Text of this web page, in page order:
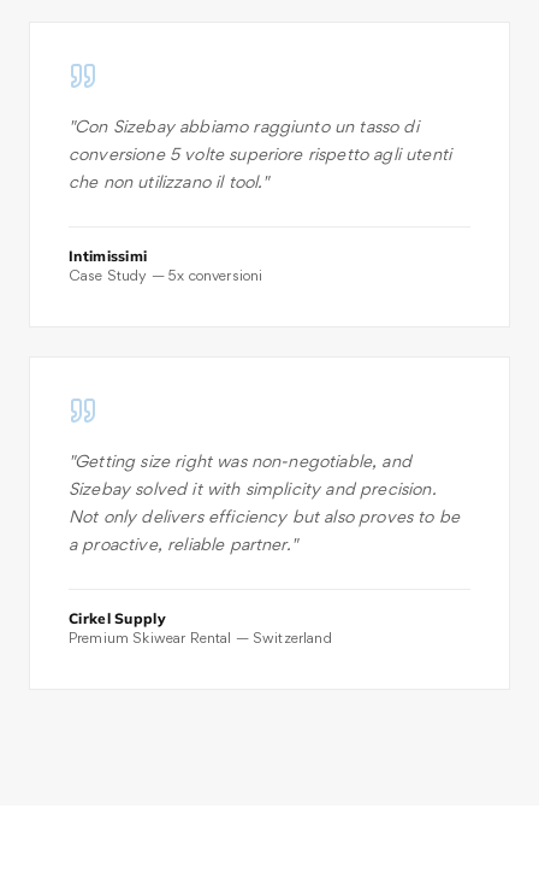
"Con Sizebay abbiamo raggiunto un tasso di
conversione 5 volte superiore rispetto agli utenti
che non utilizzano il tool. "
Intimissimi
Case Study — 5x conversioni
"Getting size right was non-negotiable, and
Sizebay solved it with simplicity and precision.
Not only delivers efficiency but also proves to be
a proactive, reliable partner. "
Cirkel Supply
Premium Skiwear Rental — Switzerland